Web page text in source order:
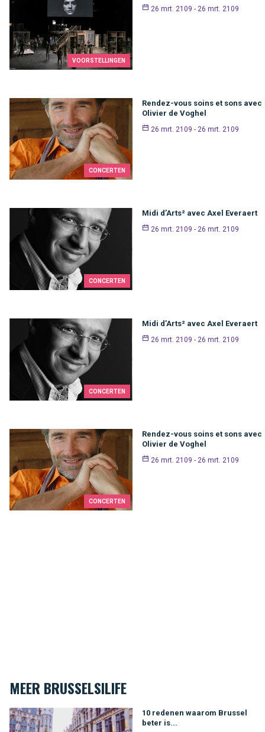
VOORSTELLINGEN
26 mrt. 2109 - 26 mrt. 2109
CONCERTEN
Rendez-vous soins et sons avec
Olivier de Voghel
26 mrt. 2109 - 26 mrt. 2109
CONCERTEN
Midi d’Arts² avec Axel Everaert
26 mrt. 2109 - 26 mrt. 2109
CONCERTEN
Midi d’Arts² avec Axel Everaert
26 mrt. 2109 - 26 mrt. 2109
CONCERTEN
Rendez-vous soins et sons avec
Olivier de Voghel
26 mrt. 2109 - 26 mrt. 2109
MEER BRUSSELSILIFE
10 redenen waarom Brussel
beter is...
10 redenen waarom Brussel beter is...